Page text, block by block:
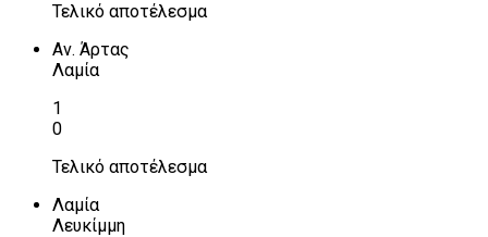
Τελικό αποτέλεσμα
Αν. Άρτας
Λαμία
1
0
Τελικό αποτέλεσμα
Λαμία
Λευκίμμη